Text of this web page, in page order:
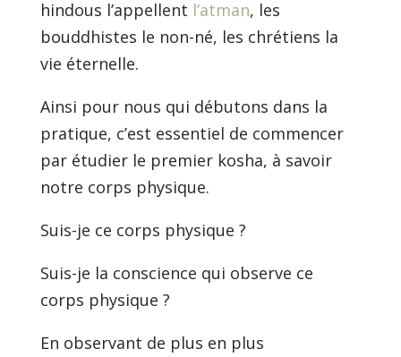
hindous l’appellent l’atman, les
bouddhistes le non-né, les chrétiens la
vie éternelle.
Ainsi pour nous qui débutons dans la
pratique, c’est essentiel de commencer
par étudier le premier kosha, à savoir
notre corps physique.
Suis-je ce corps physique ?
Suis-je la conscience qui observe ce
corps physique ?
En observant de plus en plus